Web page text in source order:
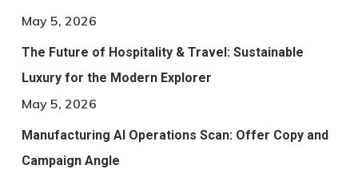
May 5, 2026
The Future of Hospitality & Travel: Sustainable
Luxury for the Modern Explorer
May 5, 2026
Manufacturing AI Operations Scan: Offer Copy and
Campaign Angle